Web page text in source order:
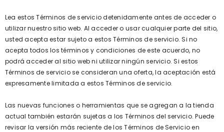
Lea estos Términos de servicio detenidamente antes de acceder o
utilizar nuestro sitio web. Al acceder o usar cualquier parte del sitio,
usted acepta estar sujeto a estos Términos de servicio. Si no
acepta todos los términos y condiciones de este acuerdo, no
podrá acceder al sitio web ni utilizar ningún servicio. Si estos
Términos de servicio se consideran una oferta, la aceptación está
expresamente limitada a estos Términos de servicio.
Las nuevas funciones o herramientas que se agregan a la tienda
actual también estarán sujetas a los Términos del servicio. Puede
revisar la versión más reciente de los Términos de Servicio en